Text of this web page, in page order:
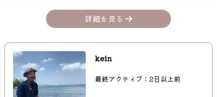
詳細を見る
kein
最終アクティブ：2日以上前